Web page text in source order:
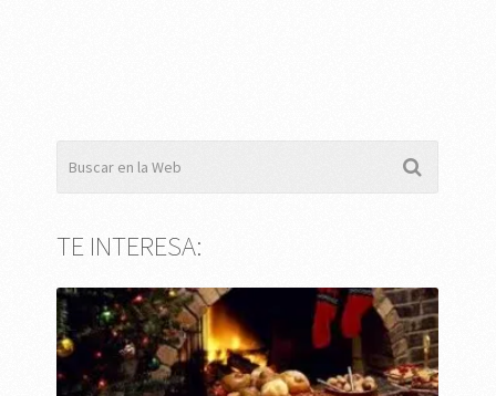
TE INTERESA: